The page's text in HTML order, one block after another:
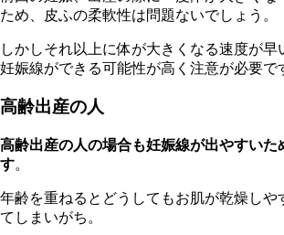
ため、皮ふの柔軟性は問題ないでしょう。
しかしそれ以上に体が大きくなる速度が早
妊娠線ができる可能性が高く注意が必要で
高齢出産の人
高齢出産の人の場合も妊娠線が出やすいた
す。
年齢を重ねるとどうしてもお肌が乾燥しや
てしまいがち。